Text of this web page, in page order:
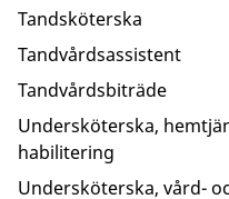
Tandsköterska
Tandvårdsassistent
Tandvårdsbiträde
Undersköterska,
habilitering
Undersköterska, vård-